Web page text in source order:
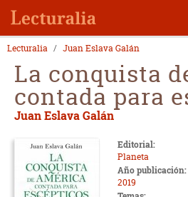
Lecturalia Juan Eslava Galán
La conquista
contada para
Juan Eslava Galán
Editorial:
Planeta
Año publicación:
2019